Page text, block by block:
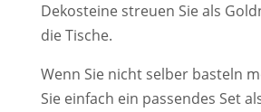
Dekosteine streuen Sie als
die Tische.
Wenn Sie nicht selber basteln
Sie einfach ein passendes Set